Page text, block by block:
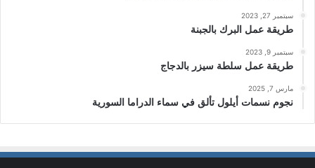
سبتمبر 27, 2023
طريقة عمل البرك بالجبنة
سبتمبر 9, 2023
طريقة عمل سلطة سيزر بالدجاج
مارس 7, 2025
نجوم نسمات أيلول تألق في سماء الدراما السورية